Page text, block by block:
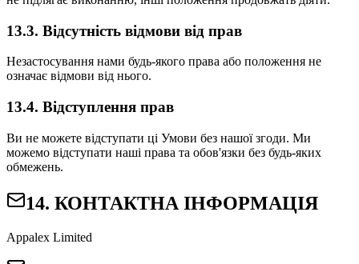
13.3. Відсутність відмови від прав
Незастосування нами будь-якого права або положення не
означає відмови від нього.
13.4. Відступлення прав
Ви не можете відступати ці Умови без нашої згоди. Ми
можемо відступати наші права та обов'язки без будь-яких
обмежень.
14. КОНТАКТНА ІНФОРМАЦІЯ
Appalex Limited